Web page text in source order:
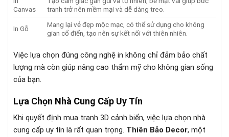
Canvas
tranh trở nên mềm mại và dễ dàng treo.
In Gỗ
Mang lại vẻ đẹp mộc mạc, có thể sử dụng cho không
gian cổ điển, tạo nên sự kết nối với thiên nhiên.
Việc lựa chọn đúng công nghệ in không chỉ đảm bảo chất
lượng mà còn giúp nâng cao thẩm mỹ cho không gian sống
của bạn.
Lựa Chọn Nhà Cung Cấp Uy Tín
Khi quyết định mua tranh 3D cảnh biển, việc lựa chọn nhà
cung cấp uy tín là rất quan trọng. Thiên Bảo Decor, một